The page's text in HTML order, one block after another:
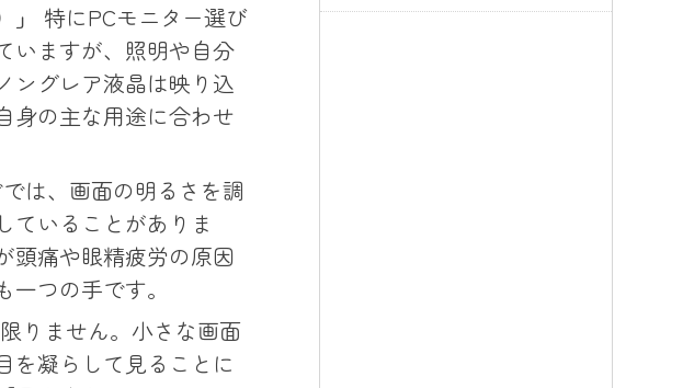
特にPCモニター選び
いますが、照明や自分
ングレア液晶は映り込
身の主な用途に合わせ
は、画面の明るさを調
ていることがありま
頭痛や眼精疲労の原因
つの手です。
りません。小さな画面
を凝らして見ることに